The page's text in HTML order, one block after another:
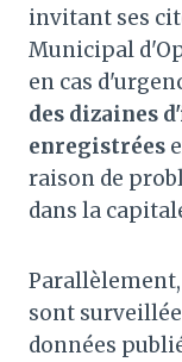
invitant ses
Municipal
en cas
des dizaines
enregistrées
raison de
dans la
sont
données